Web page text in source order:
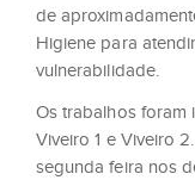
de
Higiene para
vulnerabilidade.
Os trabalhos foram
Viveiro 1 e Viveiro
segunda feira nos